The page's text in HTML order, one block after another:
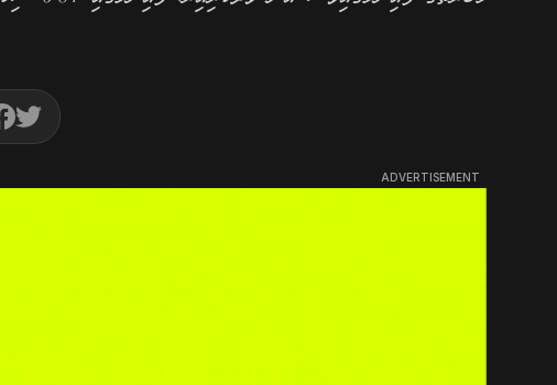
ADVERTISEMENT